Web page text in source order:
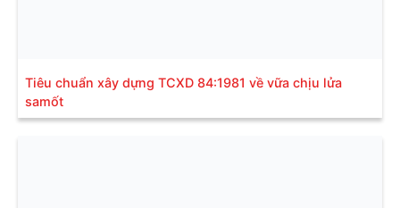
Tiêu chuẩn xây dựng TCXD 84:1981 về vữa chịu lửa
samốt